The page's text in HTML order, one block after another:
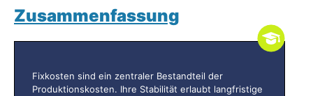
Zusammenfassung
Fixkosten sind ein zentraler Bestandteil der
Produktionskosten. Ihre Stabilität erlaubt langfristige